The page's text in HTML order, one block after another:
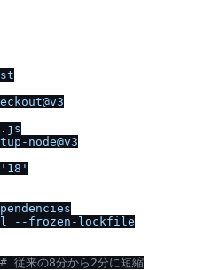
node@v3
'18'
--frozen-lockfile
# 従来の8分から2分に短縮